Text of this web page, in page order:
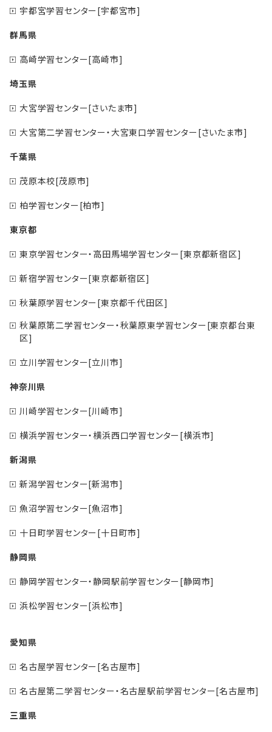
宇都宮学習センター[宇都宮市]
群馬県
高崎学習センター[高崎市]
埼玉県
大宮学習センター[さいたま市]
大宮第二学習センター・大宮東口学習センター[さいたま市]
千葉県
茂原本校[茂原市]
柏学習センター[柏市]
東京都
東京学習センター・高田馬場学習センター[東京都新宿区]
新宿学習センター[東京都新宿区]
秋葉原学習センター[東京都千代田区]
秋葉原第二学習センター・秋葉原東学習センター[東京都台東
区]
立川学習センター[立川市]
神奈川県
川崎学習センター[川崎市]
横浜学習センター・横浜西口学習センター[横浜市]
新潟県
新潟学習センター[新潟市]
魚沼学習センター[魚沼市]
十日町学習センター[十日町市]
静岡県
静岡学習センター・静岡駅前学習センター[静岡市]
浜松学習センター[浜松市]
愛知県
名古屋学習センター[名古屋市]
名古屋第二学習センター・名古屋駅前学習センター[名古屋市]
三重県